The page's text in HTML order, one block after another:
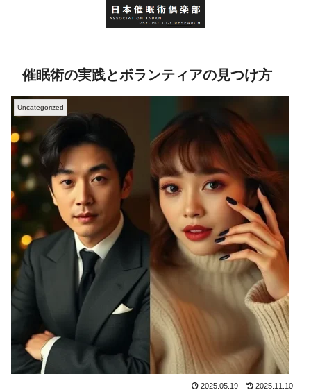
催眠術の実践とボランティアの見つけ方
Uncategorized
2025.05.19 2025.11.10